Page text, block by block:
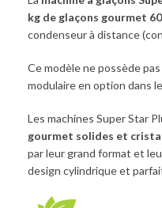
kg de glaçons gourmet
condenseur à distance
Ce modèle ne possède
modulaire en option dans
Les machines Super Star
gourmet solides et
par leur grand format et
design cylindrique et